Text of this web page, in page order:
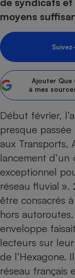
moyens
Ajouter Que
à mes
Début février,
presque passée
aux Transports,
lancement d’un
exceptionnel
réseau fluvial ».
être consacrés
hors
enveloppe
lecteurs sur
de l’Hexagone.
réseau français
Choisir son fioul
Choisir son
Comparateur
Tous les
Toutes les